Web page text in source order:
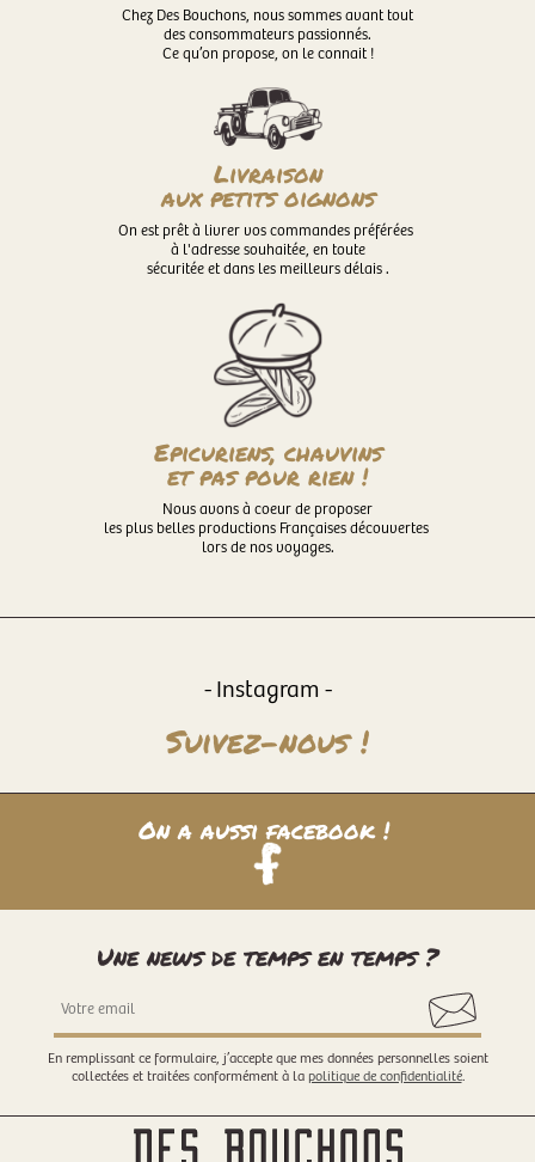
Chez Des Bouchons, nous sommes avant tout
des consommateurs passionnés.
Ce qu’on propose, on le connait !
Livraison
aux petits oignons
On est prêt à livrer vos commandes préférées
à l'adresse souhaitée, en toute
sécuritée et dans les meilleurs délais .
Epicuriens, chauvins
et pas pour rien !
Nous avons à coeur de proposer
les plus belles productions Françaises découvertes
lors de nos voyages.
- Instagram -
Suivez-nous !
On a aussi facebook !
Une news de temps en temps ?
En remplissant ce formulaire, j’accepte que mes données personnelles soient
collectées et traitées conformément à la politique de confidentialité.